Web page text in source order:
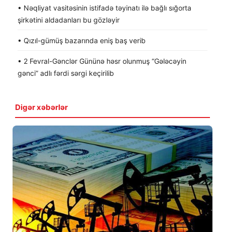
• Nəqliyat vasitəsinin istifadə təyinatı ilə bağlı sığorta
şirkətini aldadanları bu gözləyir
• Qızıl-gümüş bazarında eniş baş verib
• 2 Fevral-Gənclər Gününə həsr olunmuş “Gələcəyin
gənci” adlı fərdi sərgi keçirilib
Digər xəbərlər